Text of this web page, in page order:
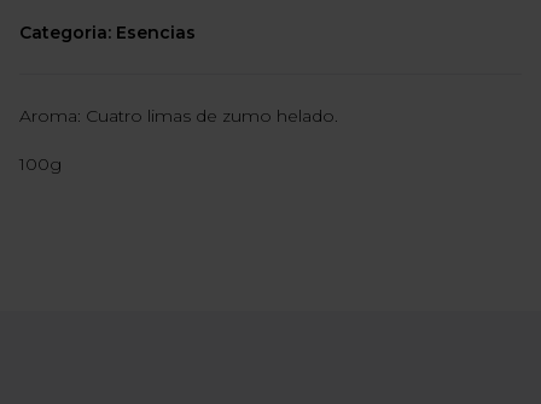
Categoria: Esencias
Aroma: Cuatro limas de zumo helado.
100g